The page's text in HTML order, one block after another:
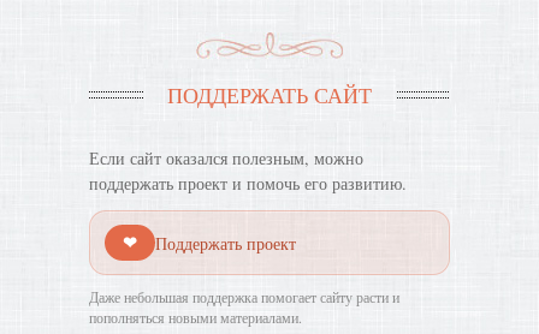
ПОДДЕРЖАТЬ САЙТ
Если сайт оказался полезным, можно
поддержать проект и помочь его развитию.
❤ Поддержать проект
Даже небольшая поддержка помогает сайту расти и
пополняться новыми материалами.